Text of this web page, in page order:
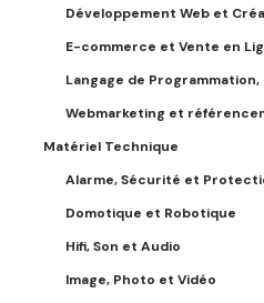
Développement Web et
E-commerce et Vente en
Langage de
Webmarketing et
Matériel Technique
Alarme, Sécurité et
Domotique et Robotique
Hifi, Son et Audio
Image, Photo et Vidéo